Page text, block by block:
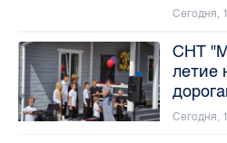
Сегодня,
СНТ
летие
Сегодня,